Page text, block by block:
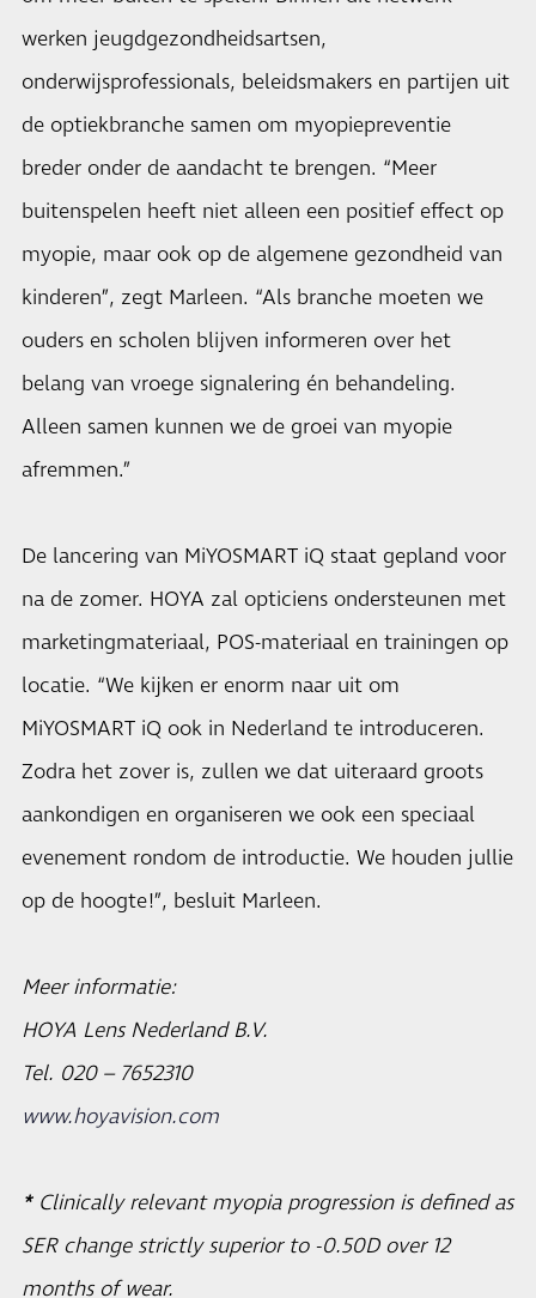
werken jeugdgezondheidsartsen,
onderwijsprofessionals, beleidsmakers en partijen uit
de optiekbranche samen om myopiepreventie
breder onder de aandacht te brengen. “Meer
buitenspelen heeft niet alleen een positief effect op
myopie, maar ook op de algemene gezondheid van
kinderen”, zegt Marleen. “Als branche moeten we
ouders en scholen blijven informeren over het
belang van vroege signalering én behandeling.
Alleen samen kunnen we de groei van myopie
afremmen.”
De lancering van MiYOSMART iQ staat gepland voor
na de zomer. HOYA zal opticiens ondersteunen met
marketingmateriaal, POS-materiaal en trainingen op
locatie. “We kijken er enorm naar uit om
MiYOSMART iQ ook in Nederland te introduceren.
Zodra het zover is, zullen we dat uiteraard groots
aankondigen en organiseren we ook een speciaal
evenement rondom de introductie. We houden jullie
op de hoogte!”, besluit Marleen.
Meer informatie:
HOYA Lens Nederland B.V.
Tel. 020 – 7652310
www.hoyavision.com
* Clinically relevant myopia progression is defined as
SER change strictly superior to -0.50D over 12
months of wear.